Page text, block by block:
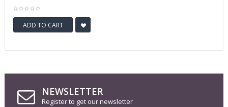
ADD TO CART
NEWSLETTER
Register to get our newsletter